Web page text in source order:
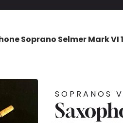
Soprano Selmer Mark VI
SOPRANOS